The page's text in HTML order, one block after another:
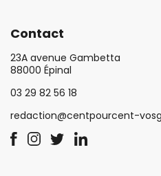
Contact
23A avenue Gambetta
88000 Épinal
03 29 82 56 18
redaction@centpourcent-